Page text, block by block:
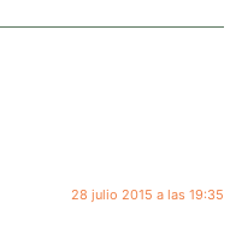
28 julio 2015 a las 19:35